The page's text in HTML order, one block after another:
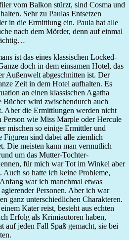
vom Balkon stürzt, sind Cosma und
Sehr zu Paulas Entsetzen
in die Ermittlung ein. Paula hat alle
nach dem Mörder, denn auf einmal
ist das eines klassischen Locked-
doch in dem einsamen Hotel, das
Außenwelt abgeschnitten ist. Der
Zeit in dem Hotel aufhalten. Es
an einen klassischen Agatha
wird zwischendurch auch
Aber die Ermittlungen werden nicht
Person wie Miss Marple oder Hercule
mischen so einige Ermittler und
sind dabei alle ziemlich
Die meisten kann man vermutlich
um das Mutter-Tochter-
für mich war Tot im Winkel aber
Auch so hatte ich keine Probleme,
war ich manchmal etwas
Personen. Aber ich war
ganz unterschiedlichen Charakteren.
Kater reist, besteht aus echten
Erfolg als Krimiautoren haben,
auf jeden Fall Spaß gemacht, sie bei